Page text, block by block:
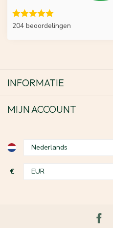
204 beoordelingen
INFORMATIE
MIJN ACCOUNT
€